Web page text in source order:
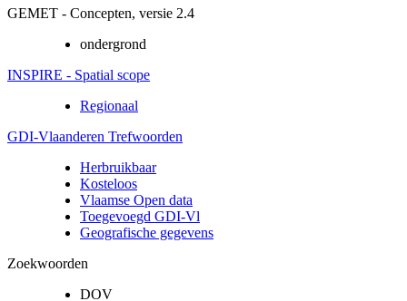
GEMET - Concepten, versie 2.4
ondergrond
INSPIRE - Spatial scope
Regionaal
GDI-Vlaanderen Trefwoorden
Herbruikbaar
Kosteloos
Vlaamse Open data
Toegevoegd GDI-Vl
Geografische gegevens
Zoekwoorden
DOV